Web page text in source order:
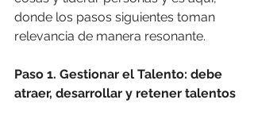
donde los pasos siguientes toman
relevancia de manera resonante.
Paso 1. Gestionar el Talento: debe
atraer, desarrollar y retener talentos